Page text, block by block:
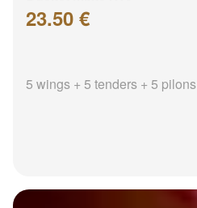
23.50 €
5 wings + 5 tenders + 5 pilons